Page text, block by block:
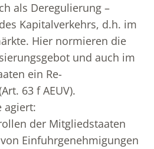
als Deregulierung –
Kapitalverkehrs, d.h. im
Hier normieren die
und auch im
ein Re-
63 f AEUV).
agiert:
der Mitgliedstaaten
Einfuhrgenehmigungen